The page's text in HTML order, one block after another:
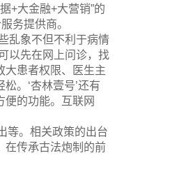
+大金融+大营销”的
务提供商。
乱象不但不利于病情
以先在网上问诊，找
大患者权限、医生主
。‘杏林壹号’还有
的功能。互联网
等。相关政策的出台
在传承古法炮制的前